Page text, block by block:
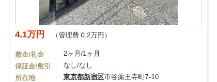
4.1万円 （管理費 0.2万円）
敷金/礼金
2ヶ月/1ヶ月
保証金/敷引
なし/なし
所在地
東京都新宿区市谷薬王寺町7-10